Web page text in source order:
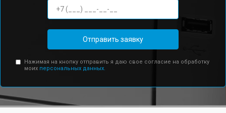
Отправить заявку
Нажимая на кнопку отправить я даю свое согласие на обработку
моих персональных данных.